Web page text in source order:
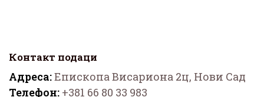
Контакт подаци
Адреса:Епископа Висариона 2ц, Нови Сад
Телефон: +381 66 80 33 983